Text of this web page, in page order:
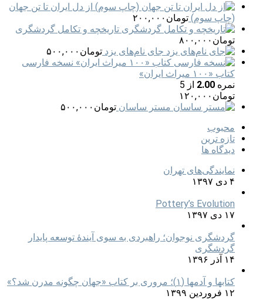
از دل ایران تا تن جهان
(چاپ سوم) تومان ۲۰۰,۰۰۰
تاریخچه و تکامل گردشگری
تومان ۸۰۰,۰۰۰
جای‌ نام‌های یزد تومان ۵۰۰,۰۰۰
نسخه فارسی
کتاب «۱۰۰ میراث ایران»
نمره 2.00 از 5
تومان ۱۲۰,۰۰۰
مستر ساسان تومان ۵۰۰,۰۰۰
محبوب
تازه ترین
دیدگاه ها
نمایندگی‌های تهران
۴ دی ۱۳۹۷
Pottery’s Evolution
۱۷ دی ۱۳۹۷
گردشگری نوجوان؛ راهبردی به سوی آیندۀ توسعه پایدار
گردشگری
۱۴ آذر ۱۳۹۶
کتابها و آدمها (۱)؛ مروری بر کتاب «جهان چگونه مدرن شد؟»
۱۲ فروردین ۱۳۹۹